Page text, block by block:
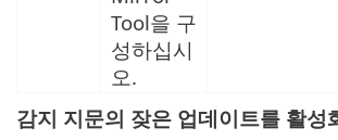
Tool을 구
성하십시
오.
감지 지문의 잦은 업데이트를 활성